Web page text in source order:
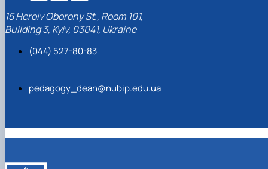
15 Heroiv Oborony St., Room 101,
Building 3, Kyiv, 03041, Ukraine
(044) 527-80-83
pedagogy_dean@nubip.edu.ua